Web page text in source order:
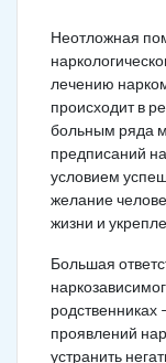
Неотложная
лечению
происходит в
больным ряда
предписаний
условием
желание
жизни и
Большая
родственниках
проявлений
устранить